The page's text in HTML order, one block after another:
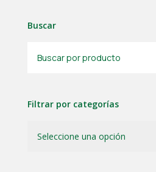
Buscar
Filtrar por categorías